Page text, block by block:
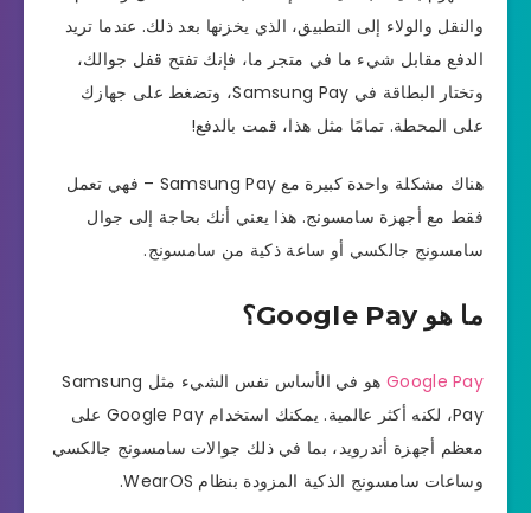
والنقل والولاء إلى التطبيق، الذي يخزنها بعد ذلك. عندما تريد
الدفع مقابل شيء ما في متجر ما، فإنك تفتح قفل جوالك،
وتختار البطاقة في Samsung Pay، وتضغط على جهازك
على المحطة. تمامًا مثل هذا، قمت بالدفع!
هناك مشكلة واحدة كبيرة مع Samsung Pay – فهي تعمل
فقط مع أجهزة سامسونج. هذا يعني أنك بحاجة إلى جوال
سامسونج جالكسي أو ساعة ذكية من سامسونج.
ما هو Google Pay؟
Google Pay
هو في الأساس نفس الشيء مثل Samsung
Pay، لكنه أكثر عالمية. يمكنك استخدام Google Pay على
معظم أجهزة أندرويد، بما في ذلك جوالات سامسونج جالكسي
وساعات سامسونج الذكية المزودة بنظام WearOS.